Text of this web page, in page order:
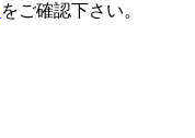
をご確認下さい。